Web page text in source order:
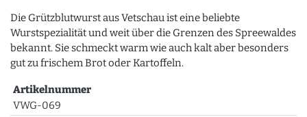
Die Grützblutwurst aus Vetschau ist eine beliebte
Wurstspezialität und weit über die Grenzen des Spreewaldes
bekannt. Sie schmeckt warm wie auch kalt aber besonders
gut zu frischem Brot oder Kartoffeln.
Artikelnummer
VWG-069